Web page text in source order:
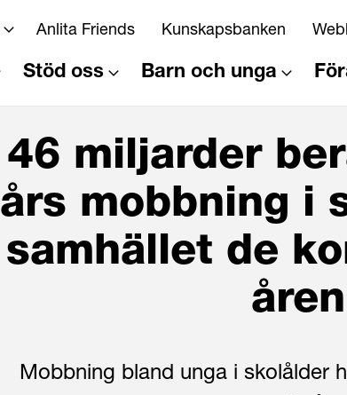
Anlita Friends Kunskapsbanken
Stöd oss Barn och unga
46 miljarder
års mobbning i
samhället de
åren
Mobbning bland unga i skolålder